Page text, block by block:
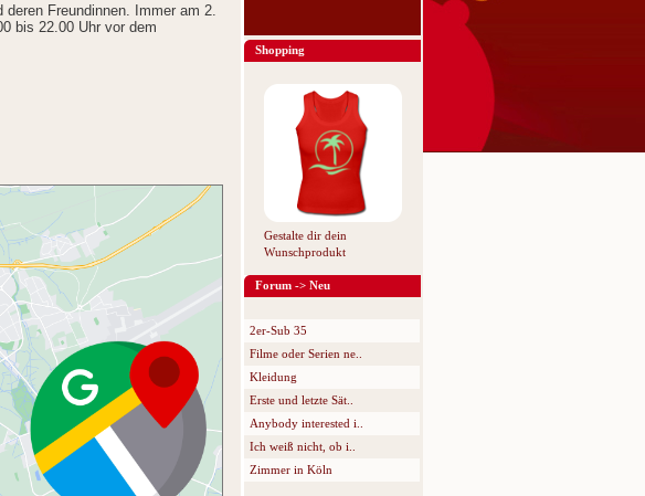
Freundinnen. Immer am 2.
bis 22.00 Uhr vor dem
Shopping
Gestalte dir dein
Wunschprodukt
Forum -> Neu
2er-Sub 35
Filme oder Serien ne..
Kleidung
Erste und letzte Sät..
Anybody interested i..
Ich weiß nicht, ob i..
Zimmer in Köln